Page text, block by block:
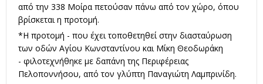
από την 338 Μοίρα πετούσαν πάνω από τον χώρο, όπου
βρίσκεται η προτομή.
*Η προτομή - που έχει τοποθετηθεί στην διασταύρωση
των οδών Αγίου Κωνσταντίνου και Μίκη Θεοδωράκη
- φιλοτεχνήθηκε με δαπάνη της Περιφέρειας
Πελοποννήσου, από τον γλύπτη Παναγιώτη Λαμπρινίδη.